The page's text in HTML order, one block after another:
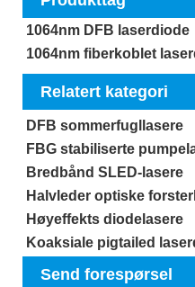
1064nm DFB laserdiode
1064nm fiberkoblet
Relatert kategori
DFB sommerfugllasere
FBG stabiliserte
Bredbånd SLED-lasere
Halvleder optiske
Høyeffekts diodelasere
Koaksiale pigtailed
Send forespørsel